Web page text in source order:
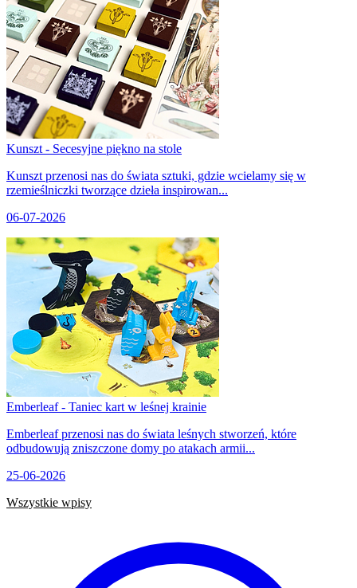
Kunszt - Secesyjne piękno na stole
Kunszt przenosi nas do świata sztuki, gdzie wcielamy się w
rzemieślniczki tworzące dzieła inspirowan...
06-07-2026
Emberleaf - Taniec kart w leśnej krainie
Emberleaf przenosi nas do świata leśnych stworzeń, które
odbudowują zniszczone domy po atakach armii...
25-06-2026
Wszystkie wpisy